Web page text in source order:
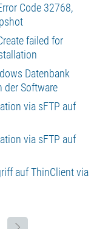
Code 32768,
failed for
Datenbank
der Software
via sFTP auf
via sFTP auf
auf ThinClient via